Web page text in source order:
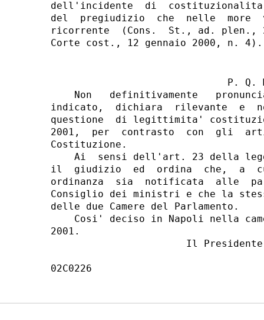
P. Q.
Non   definitivamente
indicato,  dichiara  rilevante  e
questione  di legittimita'
2001,  per  contrasto  con  gli
Costituzione.
Ai  sensi dell'art. 23 della
il  giudizio  ed  ordina  che,  a
ordinanza  sia  notificata  alle
Consiglio dei ministri e che la
delle due Camere del Parlamento.
Cosi' deciso in Napoli nella
2001.
Il